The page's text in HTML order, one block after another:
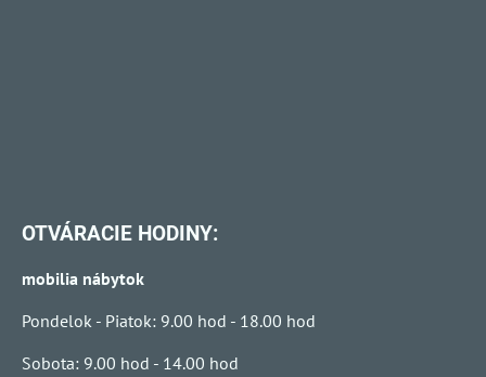
OTVÁRACIE HODINY:
mobilia nábytok
Pondelok - Piatok: 9.00 hod - 18.00 hod
Sobota: 9.00 hod - 14.00 hod